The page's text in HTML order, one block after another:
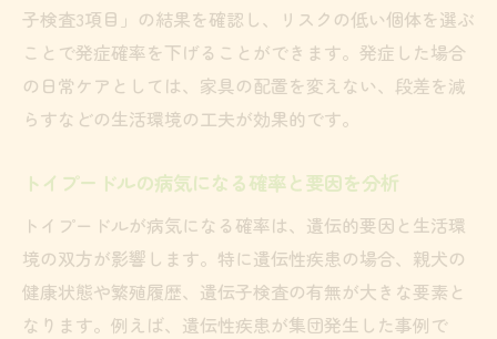
子検査3項目」の結果を確認し、リスクの低い個体を選ぶ
ことで発症確率を下げることができます。発症した場合
の日常ケアとしては、家具の配置を変えない、段差を減
らすなどの生活環境の工夫が効果的です。
トイプードルの病気になる確率と要因を分析
トイプードルが病気になる確率は、遺伝的要因と生活環
境の双方が影響します。特に遺伝性疾患の場合、親犬の
健康状態や繁殖履歴、遺伝子検査の有無が大きな要素と
なります。例えば、遺伝性疾患が集団発生した事例で